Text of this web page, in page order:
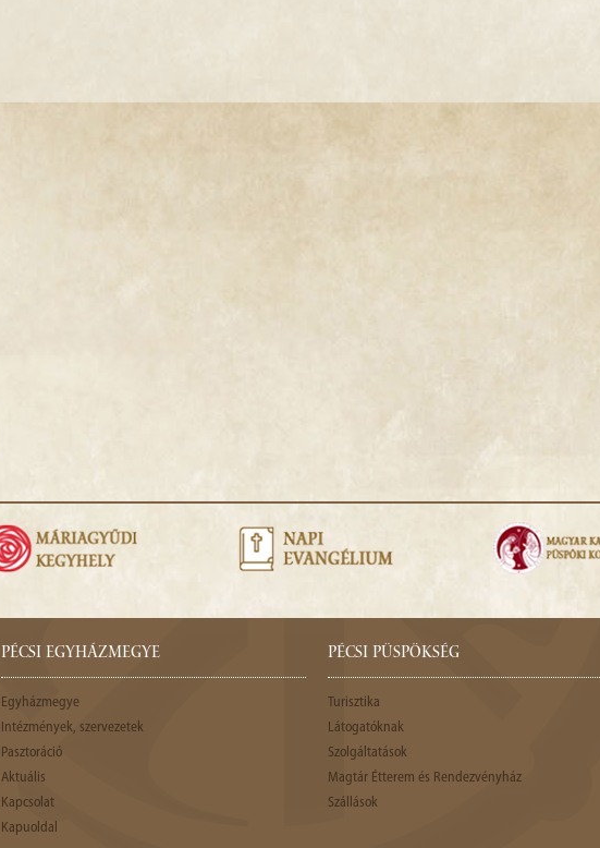
PÉCSI EGYHÁZMEGYE
Egyházmegye
Intézmények, szervezetek
Pasztoráció
Aktuális
Kapcsolat
Kapuoldal
PÉCSI PÜSPÖKSÉG
Turisztika
Látogatóknak
Szolgáltatások
Magtár Étterem és Rendezvényház
Szállások